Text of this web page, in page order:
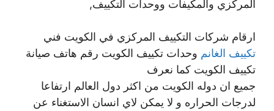
المركزي والمكيفات ووحدات التكييف,
ارقام شركات التكييف المركزي في الكويت فني
تكييف الغانم وحدات تكييف الكويت رقم هاتف صيانة
تكييف الكويت كما نعرف
جميع ان دوله الكويت من اكثر دول العالم ارتفاعا
لدرجات الحراره و لا يمكن لاي انسان الاستغناء عن